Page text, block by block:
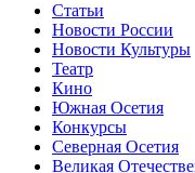
Статьи
Новости России
Новости Культуры
Театр
Кино
Южная Осетия
Конкурсы
Северная Осетия
Великая